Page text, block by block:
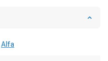
Alfa